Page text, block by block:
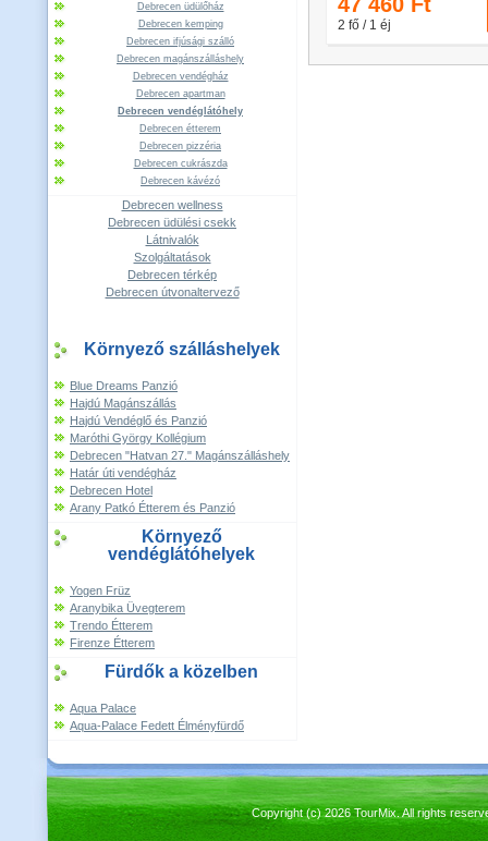
Debrecen üdülőház
Debrecen kemping
Debrecen ifjúsági szálló
Debrecen magánszálláshely
Debrecen vendégház
Debrecen apartman
Debrecen vendéglátóhely
Debrecen étterem
Debrecen pizzéria
Debrecen cukrászda
Debrecen kávézó
Debrecen wellness
Debrecen üdülési csekk
Látnivalók
Szolgáltatások
Debrecen térkép
Debrecen útvonaltervező
Környező szálláshelyek
Blue Dreams Panzió
Hajdú Magánszállás
Hajdú Vendéglő és Panzió
Maróthi György Kollégium
Debrecen "Hatvan 27." Magánszálláshely
Határ úti vendégház
Debrecen Hotel
Arany Patkó Étterem és Panzió
Környező
vendéglátóhelyek
Yogen Früz
Aranybika Üvegterem
Trendo Étterem
Firenze Étterem
Fürdők a közelben
Aqua Palace
Aqua-Palace Fedett Élményfürdő
Copyright (c) 2026 TourMix. All rights